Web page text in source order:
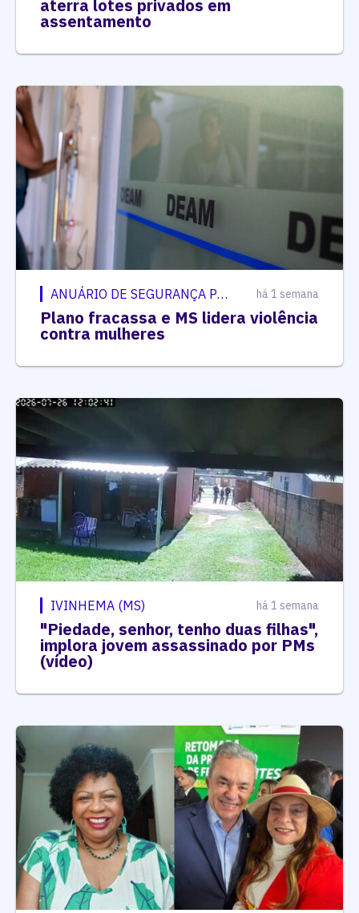
aterra lotes privados em
assentamento
ANUÁRIO DE SEGURANÇA PÚBLICA há 1 semana
Plano fracassa e MS lidera violência
contra mulheres
IVINHEMA (MS) há 1 semana
"Piedade, senhor, tenho duas filhas",
implora jovem assassinado por PMs
(vídeo)